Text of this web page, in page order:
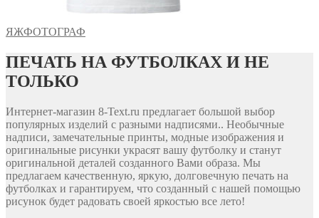
ЯЖФОТОГРАФ
ПЕЧАТЬ НА ФУТБОЛКАХ И НЕ
ТОЛЬКО
Интернет-магазин 8-Text.ru предлагает большой выбор
популярных изделий с разными надписями.. Необычные
надписи, замечательные принты, модные изображения и
оригинальные рисунки украсят вашу футболку и станут
оригинальной деталей созданного Вами образа. Мы
предлагаем качественную, яркую, долговечную печать на
футболках и гарантируем, что созданный с нашей помощью
рисунок будет радовать своей яркостью все лето!